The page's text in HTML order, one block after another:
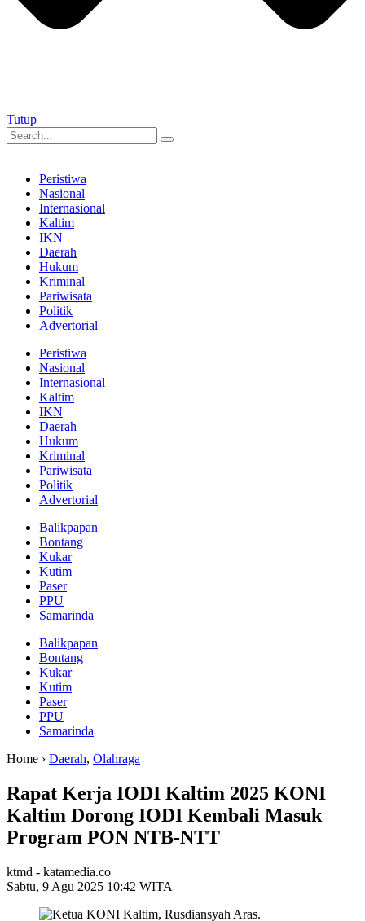
Tutup
Peristiwa
Nasional
Internasional
Kaltim
IKN
Daerah
Hukum
Kriminal
Pariwisata
Politik
Advertorial
Peristiwa
Nasional
Internasional
Kaltim
IKN
Daerah
Hukum
Kriminal
Pariwisata
Politik
Advertorial
Balikpapan
Bontang
Kukar
Kutim
Paser
PPU
Samarinda
Balikpapan
Bontang
Kukar
Kutim
Paser
PPU
Samarinda
Home › Daerah, Olahraga
Rapat Kerja IODI Kaltim 2025 KONI
Kaltim Dorong IODI Kembali Masuk
Program PON NTB-NTT
ktmd - katamedia.co
Sabtu, 9 Agu 2025 10:42 WITA